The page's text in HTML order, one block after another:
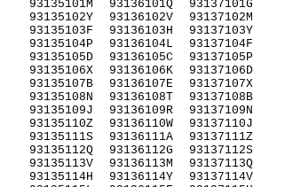
93135101M
93135102Y
93135103F
93135104P
93135105D
93135106X
93135107B
93135108N
93135109J
93135110Z
93135111S
93135112Q
93135113V
93135114H
93136101Q
93136102V
93136103H
93136104L
93136105C
93136106K
93136107E
93136108T
93136109R
93136110W
93136111A
93136112G
93136113M
93136114Y
93137101G
93137102M
93137103Y
93137104F
93137105P
93137106D
93137107X
93137108B
93137109N
93137110J
93137111Z
93137112S
93137113Q
93137114V